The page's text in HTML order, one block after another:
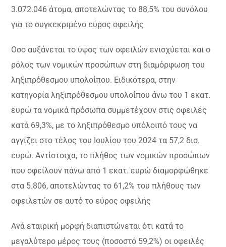
3.072.046 άτομα, αποτελώντας το 88,5% του συνόλου
για το συγκεκριμένο εύρος οφειλής
Oσο αυξάνεται το ύψος των οφειλών ενισχύεται και ο
ρόλος των νομικών προσώπων στη διαμόρφωση του
ληξιπρόθεσμου υπολοίπου. Ειδικότερα, στην
κατηγορία ληξιπρόθεσμου υπολοίπου άνω του 1 εκατ.
ευρώ τα νομικά πρόσωπα συμμετέχουν στις οφειλές
κατά 69,3%, με το ληξιπρόθεσμο υπόλοιπό τους να
αγγίζει στο τέλος του Ιουλίου του 2024 τα 57,2 δισ.
ευρώ. Αντίστοιχα, το πλήθος των νομικών προσώπων
που οφείλουν πάνω από 1 εκατ. ευρώ διαμορφώθηκε
στα 5.806, αποτελώντας το 61,2% του πλήθους των
οφειλετών σε αυτό το εύρος οφειλής
Ανά εταιρική μορφή διαπιστώνεται ότι κατά το
μεγαλύτερο μέρος τους (ποσοστό 59,2%) οι οφειλές